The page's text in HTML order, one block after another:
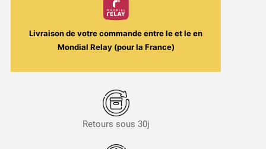
Livraison de votre commande entre leet leen
Mondial Relay (pour la France)
Retours sous 30j